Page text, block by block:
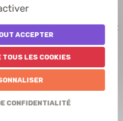
du chasseur. Celui-ci ne peut
pour satisfaire à cette
seront qualifiés pour une
pour la finale
cette épreuve a pour but de
accepter
les cookies
confidentialité